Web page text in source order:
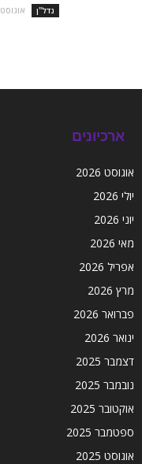
נדל''ן אוגוסט 5, 2026
ארכיונים
אוגוסט 2026
יולי 2026
יוני 2026
מאי 2026
אפריל 2026
מרץ 2026
פברואר 2026
ינואר 2026
דצמבר 2025
נובמבר 2025
אוקטובר 2025
ספטמבר 2025
אוגוסט 2025